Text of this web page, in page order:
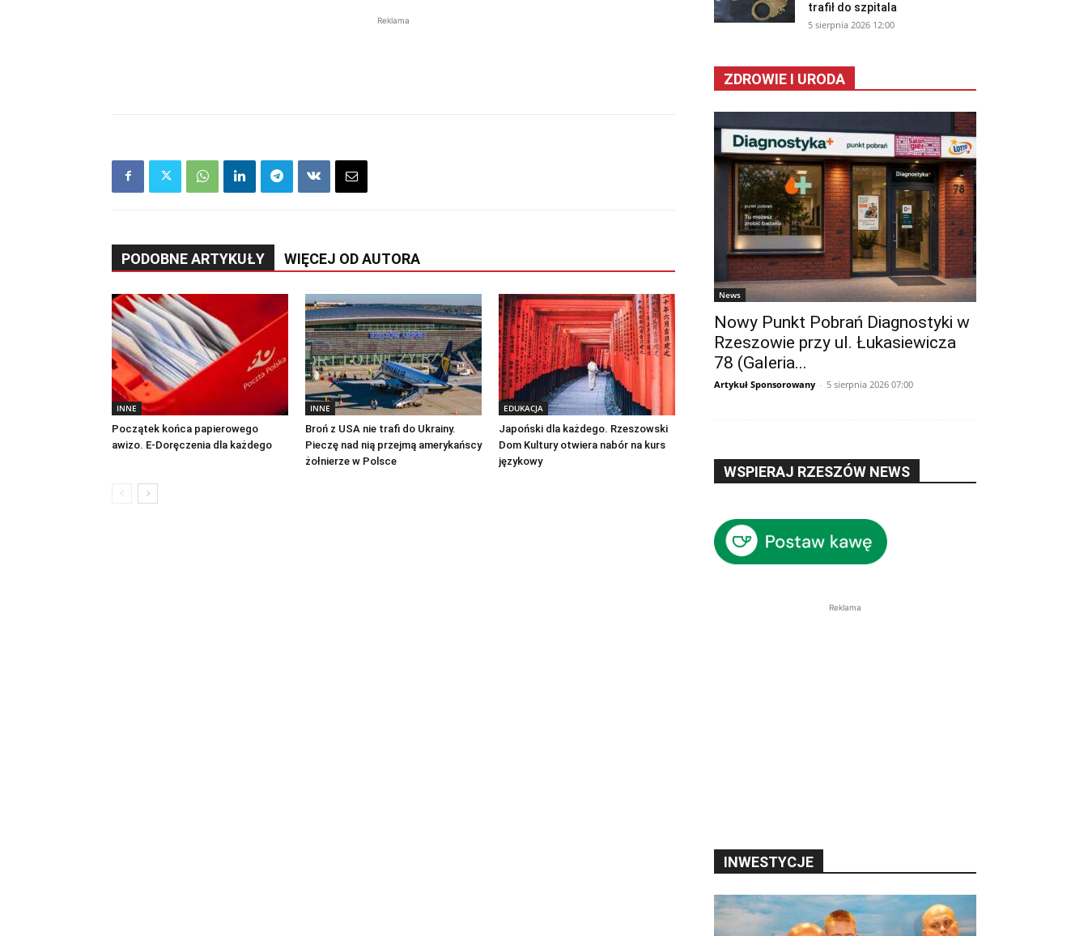
Reklama
PODOBNE ARTYKUŁY WIĘCEJ OD AUTORA
INNE
Początek końca papierowego
awizo. E-Doręczenia dla każdego
INNE
Broń z USA nie trafi do Ukrainy.
Pieczę nad nią przejmą amerykańscy
żołnierze w Polsce
EDUKACJA
Japoński dla każdego. Rzeszowski
Dom Kultury otwiera nabór na kurs
językowy
trafił do szpitala
5 sierpnia 2026 12:00
ZDROWIE I URODA
News
Nowy Punkt Pobrań Diagnostyki w
Rzeszowie przy ul. Łukasiewicza
78 (Galeria...
Artykuł Sponsorowany - 5 sierpnia 2026 07:00
WSPIERAJ RZESZÓW NEWS
Reklama
INWESTYCJE